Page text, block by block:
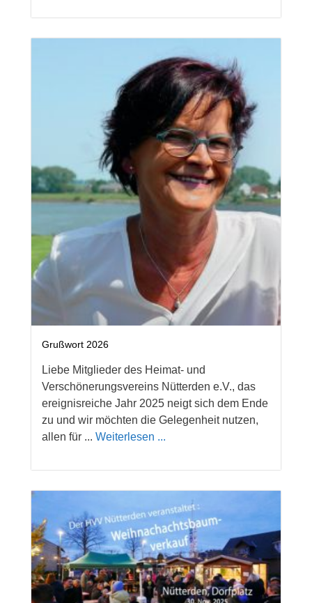
Grußwort 2026
Liebe Mitglieder des Heimat- und
Verschönerungsvereins Nütterden e.V., das
ereignisreiche Jahr 2025 neigt sich dem Ende
zu und wir möchten die Gelegenheit nutzen,
allen für ... Weiterlesen ...